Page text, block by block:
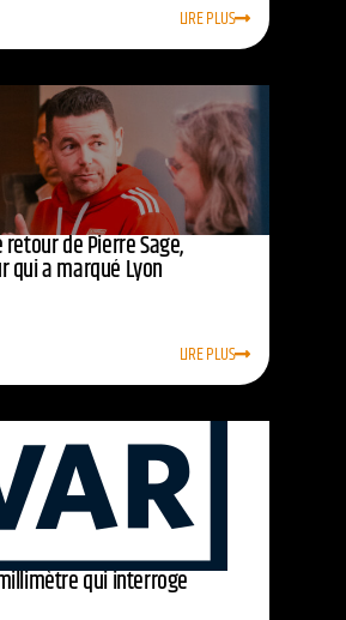
LIRE PLUS
retour de Pierre Sage,
qui a marqué Lyon
LIRE PLUS
qui interroge